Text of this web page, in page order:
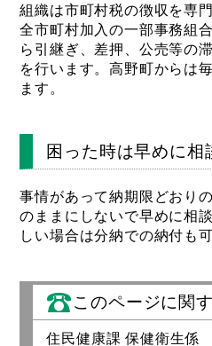
組織は市町村税の徴収を専
全市町村加入の一部事務組
ら引継ぎ、差押、公売等の
を行います。高野町からは
ます。
困った時は早めに相
事情があって納期限どおり
のままにしないで早めに相
しい場合は分納での納付も可
このページに関
住民健康課 保健衛生係